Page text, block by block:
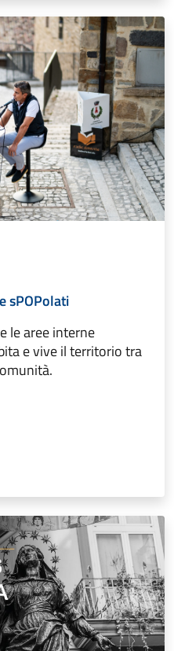
sPOPolati
le aree interne
e vive il territorio tra